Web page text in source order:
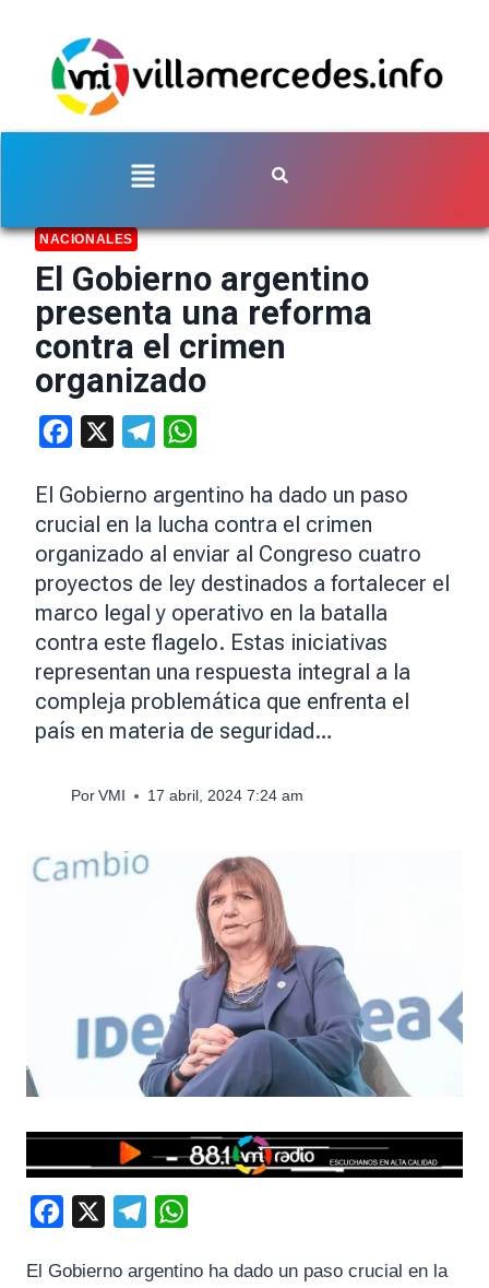
NACIONALES
El Gobierno argentino
presenta una reforma
contra el crimen
organizado
Facebook Telegram
El Gobierno argentino ha dado un paso
crucial en la lucha contra el crimen
organizado al enviar al Congreso cuatro
proyectos de ley destinados a fortalecer el
marco legal y operativo en la batalla
contra este flagelo. Estas iniciativas
representan una respuesta integral a la
compleja problemática que enfrenta el
país en materia de seguridad…
Por VMI 17 abril, 2024 7:24 am
c
l
a
El Gobierno argentino ha dado un paso crucial en la